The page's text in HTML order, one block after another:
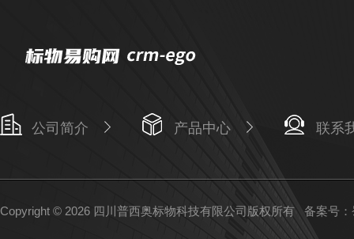
公司简介 产品中心 联系
Copyright © 2026 四川普西奥标物科技有限公司版权所有 备案号：